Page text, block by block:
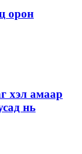
орон
хэл амаар
нь